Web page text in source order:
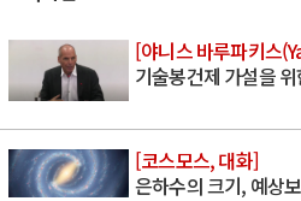
[야니스 바루파키스
기술봉건제 가설을
[코스모스, 대화]
은하수의 크기, 예상